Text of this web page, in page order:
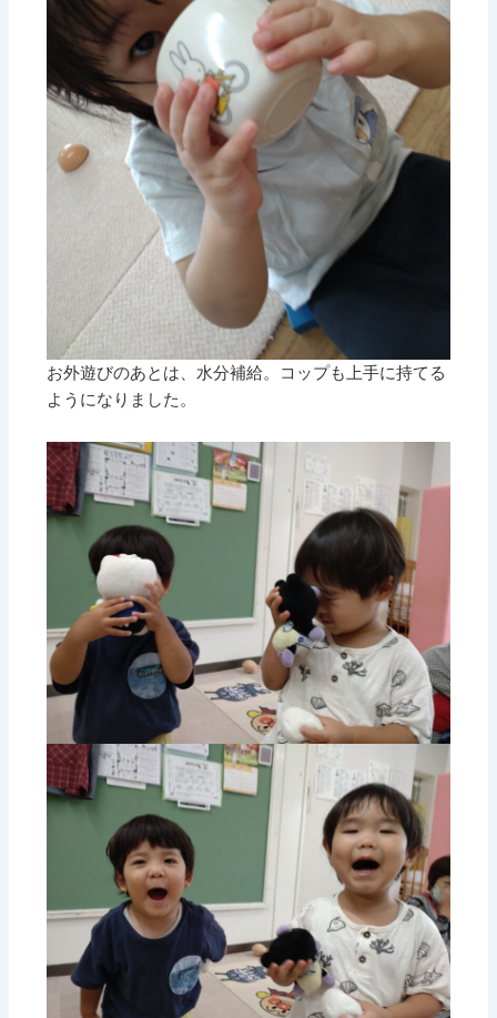
お外遊びのあとは、水分補給。コップも上手に持てる
ようになりました。